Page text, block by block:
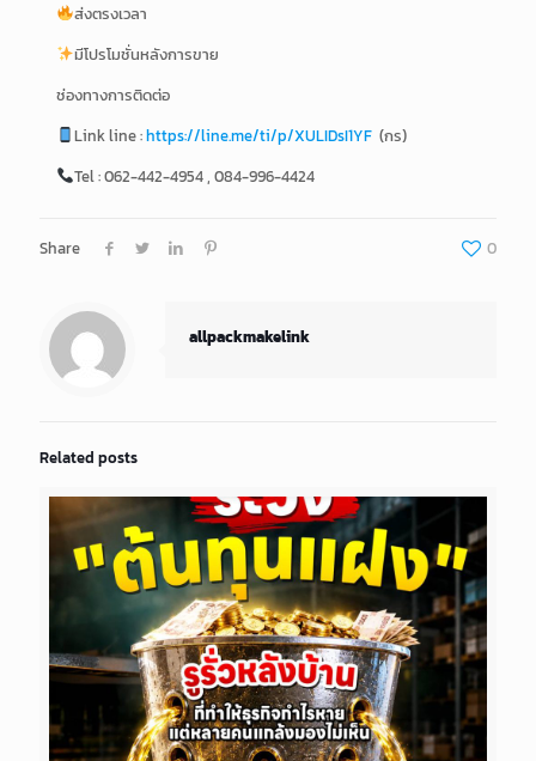
ส่งตรงเวลา
มีโปรโมชั่นหลังการขาย
ช่องทางการติดต่อ
Link line :https://line.me/ti/p/XULIDsI1YF(กร)
Tel : 062-442-4954 , 084-996-4424
Share 0
allpackmakelink
Related posts